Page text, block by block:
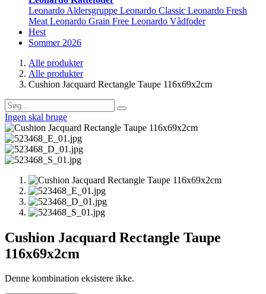
Leonardo Aldersgruppe Leonardo Classic Leonardo Fresh
Meat Leonardo Grain Free Leonardo Vådfoder
Hest
Sommer 2026
Alle produkter
Alle produkter
Cushion Jacquard Rectangle Taupe 116x69x2cm
Ingen skal bruge
Cushion Jacquard Rectangle Taupe
116x69x2cm
Denne kombination eksistere ikke.